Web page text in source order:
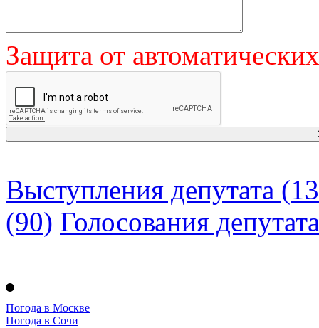
Защита от
Выступления депутата
(90) Голосования депутата
Погода в Москве
Погода в Сочи